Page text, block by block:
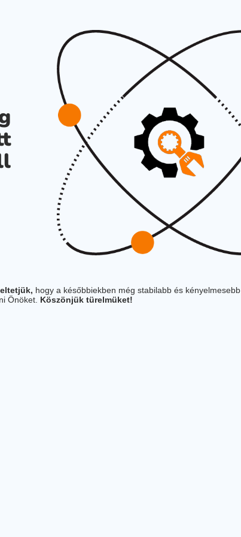
hogy a későbbiekben még stabilabb és kényelmesebb
Önöket. Köszönjük türelmüket!